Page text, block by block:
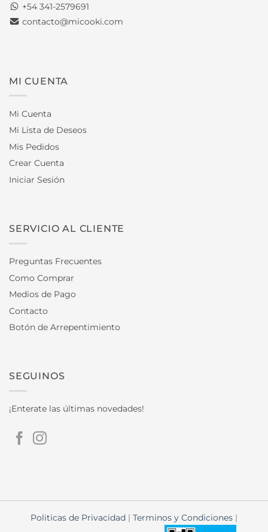
+54 341-2579691
contacto@micooki.com
MI CUENTA
Mi Cuenta
Mi Lista de Deseos
Mis Pedidos
Crear Cuenta
Iniciar Sesión
SERVICIO AL CLIENTE
Preguntas Frecuentes
Como Comprar
Medios de Pago
Contacto
Botón de Arrepentimiento
SEGUINOS
¡Enterate las últimas novedades!
Politicas de Privacidad | Terminos y Condiciones |